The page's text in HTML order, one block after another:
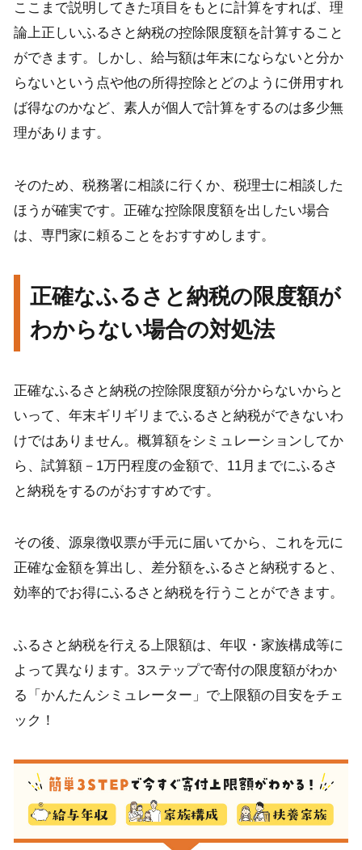
ここまで説明してきた項目をもとに計算をすれば、理
論上正しいふるさと納税の控除限度額を計算すること
ができます。しかし、給与額は年末にならないと分か
らないという点や他の所得控除とどのように併用すれ
ば得なのかなど、素人が個人で計算をするのは多少無
理があります。
そのため、税務署に相談に行くか、税理士に相談した
ほうが確実です。正確な控除限度額を出したい場合
は、専門家に頼ることをおすすめします。
正確なふるさと納税の限度額が
わからない場合の対処法
正確なふるさと納税の控除限度額が分からないからと
いって、年末ギリギリまでふるさと納税ができないわ
けではありません。概算額をシミュレーションしてか
ら、試算額－1万円程度の金額で、11月までにふるさ
と納税をするのがおすすめです。
その後、源泉徴収票が手元に届いてから、これを元に
正確な金額を算出し、差分額をふるさと納税すると、
効率的でお得にふるさと納税を行うことができます。
ふるさと納税を行える上限額は、年収・家族構成等に
よって異なります。3ステップで寄付の限度額がわか
る「かんたんシミュレーター」で上限額の目安をチェ
ック！